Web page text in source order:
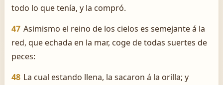
todo lo que tenía, y la compró.
47 Asimismo el reino de los cielos es semejante á la
red, que echada en la mar, coge de todas suertes de
peces:
48 La cual estando llena, la sacaron á la orilla; y